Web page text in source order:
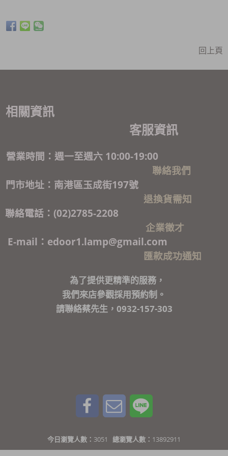
回上頁
相關資訊
客服資訊
營業時間：週一至週六 10:00-19:00
聯絡我們
門市地址：南港區玉成街197號
退換貨需知
聯絡電話：(02)2785-2208
企業徵才
E-mail：edoor1.lamp@gmail.com
匯款成功通知
為了提供更精準的服務，
我們來店參觀採用預約制。
請聯絡蔡先生，0932-157-303
今日瀏覽人數： 3051 總瀏覽人數： 13892911